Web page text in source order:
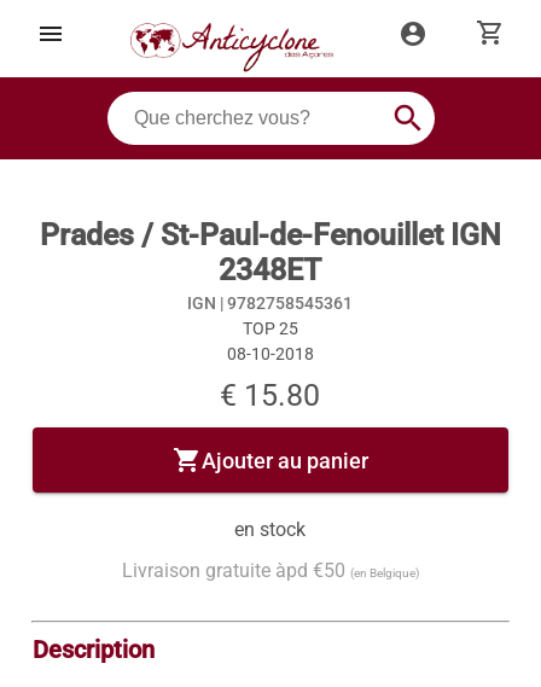
menu account_circle shopping_cart
search
Prades / St-Paul-de-Fenouillet IGN
2348ET
IGN |9782758545361
TOP 25
08-10-2018
€ 15.80
shopping_cartAjouter au panier
en stock
Livraison gratuite àpd €50 (en Belgique)
Description